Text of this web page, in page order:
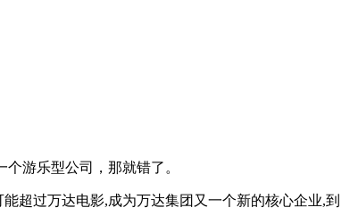
游乐型公司，那就错了。
超过万达电影,成为万达集团又一个新的核心企业,到